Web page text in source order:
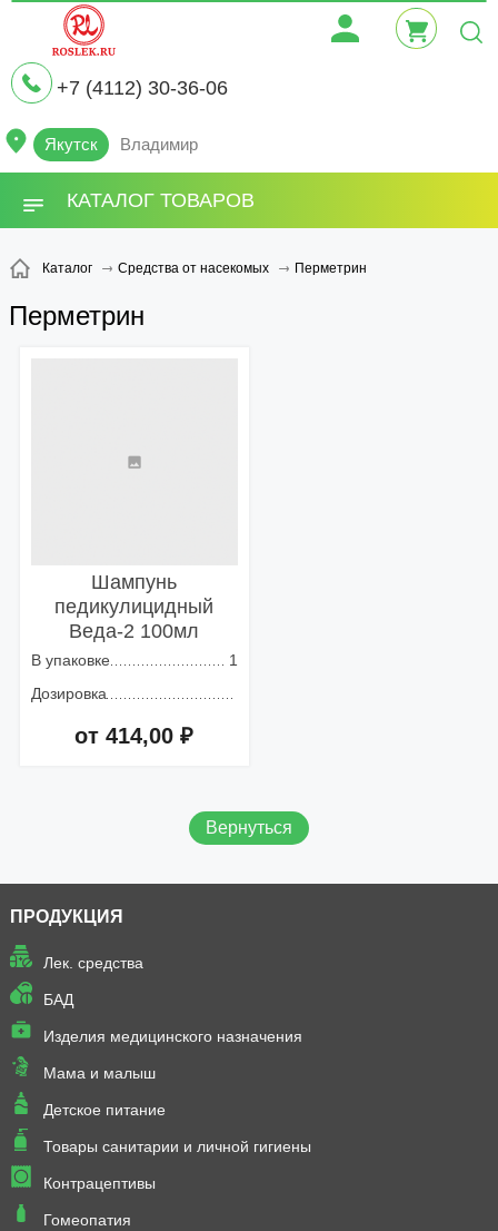
+7 (4112) 30-36-06
Якутск Владимир
КАТАЛОГ ТОВАРОВ
Каталог Средства от насекомых Перметрин
Перметрин
Шампунь
педикулицидный
Веда-2 100мл
В упаковке
1
Дозировка
от 414,00 ₽
Вернуться
ПРОДУКЦИЯ
Лек. средства
БАД
Изделия медицинского назначения
Мама и малыш
Детское питание
Товары санитарии и личной гигиены
Контрацептивы
Гомеопатия